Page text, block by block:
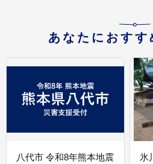
あなたにおすす
八代市 令和8年熊本地震
氷